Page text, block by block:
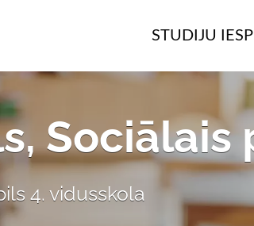
STUDIJU
Sociālais
4. vidusskola